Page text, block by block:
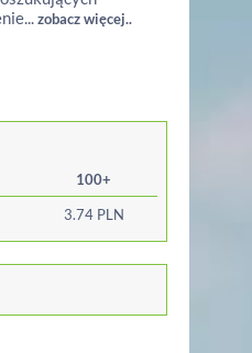
zobacz więcej..
100+
3.74PLN